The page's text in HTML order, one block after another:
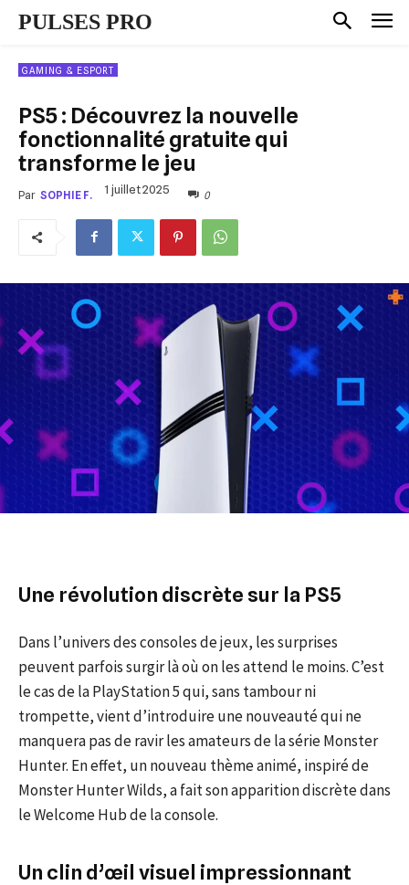
PULSES PRO
GAMING & ESPORT
PS5 : Découvrez la nouvelle
fonctionnalité gratuite qui
transforme le jeu
Par SOPHIE F. 1 juillet 2025 0
Une révolution discrète sur la PS5
Dans l’univers des consoles de jeux, les surprises
peuvent parfois surgir là où on les attend le moins. C’est
le cas de la PlayStation 5 qui, sans tambour ni
trompette, vient d’introduire une nouveauté qui ne
manquera pas de ravir les amateurs de la série Monster
Hunter. En effet, un nouveau thème animé, inspiré de
Monster Hunter Wilds, a fait son apparition discrète dans
le Welcome Hub de la console.
Un clin d’œil visuel impressionnant